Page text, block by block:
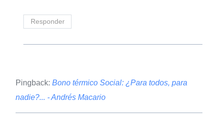
Responder
Pingback: Bono térmico Social: ¿Para todos, para
nadie?... - Andrés Macario